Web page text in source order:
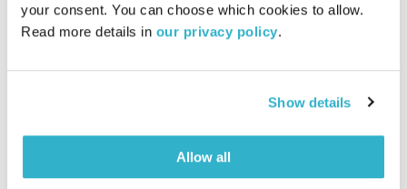
your consent. You can choose which cookies to allow.
Read more details in our privacy policy.
Show details
Allow all
רובן להב מנגן רשימת השמעה אוריינטאלית חוצת יבשות וימים
אודיו